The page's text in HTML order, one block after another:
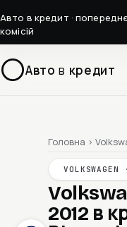
Авто в кредит ·
комісій
Авто в кредит
Головна ›
2012 в